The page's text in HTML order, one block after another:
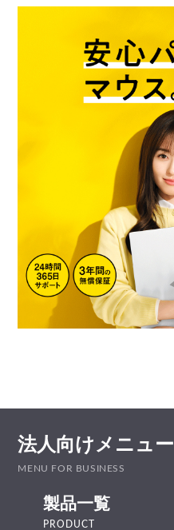
法人向けメニュー
MENU FOR BUSINESS
製品一覧
PRODUCT